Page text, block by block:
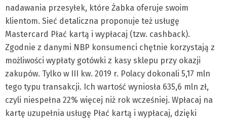
nadawania przesyłek, które Żabka oferuje swoim
klientom. Sieć detaliczna proponuje też usługę
Mastercard Płać kartą i wypłacaj (tzw. cashback).
Zgodnie z danymi NBP konsumenci chętnie korzystają z
możliwości wypłaty gotówki z kasy sklepu przy okazji
zakupów. Tylko w III kw. 2019 r. Polacy dokonali 5,17 mln
tego typu transakcji. Ich wartość wyniosła 635,6 mln zł,
czyli niespełna 22% więcej niż rok wcześniej. Wpłacaj na
kartę uzupełnia usługę Płać kartą i wypłacaj, dzięki